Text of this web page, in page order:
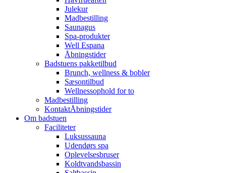
Julekur
Madbestilling
Saunagus
Spa-produkter
Well Espana
Åbningstider
Badstuens pakketilbud
Brunch, wellness & bobler
Sæsontilbud
Wellnessophold for to
Madbestilling
KontaktÅbningstider
Om badstuen
Faciliteter
Luksussauna
Udendørs spa
Oplevelsesbruser
Koldtvandsbassin